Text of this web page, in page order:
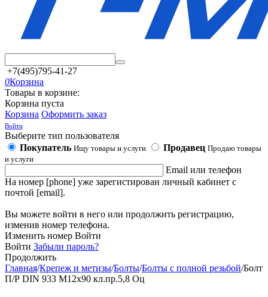
+7(495)795-41-27
0Корзина
Товары в корзине:
Корзина пуста
Корзина Оформить заказ
Войти
Выберите тип пользователя
Покупатель Ищу товары и услуги Продавец Продаю товары
и услуги
Email или телефон
На номер [phone] уже зарегистирован личный кабинет с
почтой [email].
Вы можете войти в него или продолжить регистрацию,
изменив номер телефона.
Изменить номер Войти
Войти Забыли пароль?
Продолжить
Главная/Крепеж и метизы/Болты/Болты с полной резьбой/Болт
П/Р DIN 933 М12х90 кл.пр.5,8 Оц